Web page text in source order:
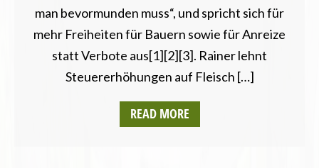
man bevormunden muss“, und spricht sich für
mehr Freiheiten für Bauern sowie für Anreize
statt Verbote aus[1][2][3]. Rainer lehnt
Steuererhöhungen auf Fleisch […]
READ MORE